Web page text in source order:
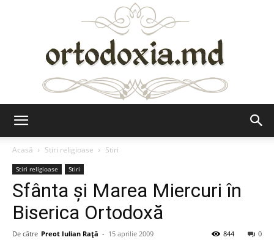
Acasă
Stiri religioase Stiri
Stiri religioase Stiri
Sfânta şi Marea Miercuri în
Biserica Ortodoxă
De către Preot Iulian Raţă - 15 aprilie 2009 0
844